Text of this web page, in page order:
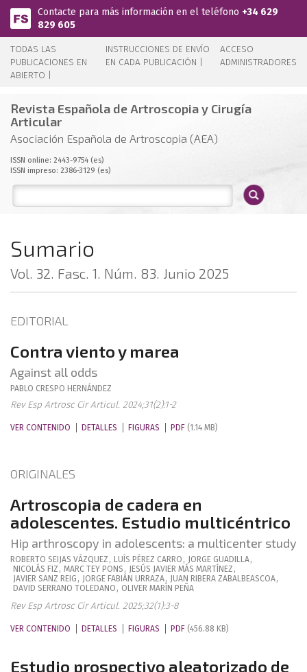
Pasar al contenido principal
Contacte para más información en el teléfono +34 629
829 605
TODAS LAS
PUBLICACIONES EN
ABIERTO |
INSTRUCCIONES DE ENVÍO
EN CADA PUBLICACIÓN |
ACCESO
ADMINISTRADORES
Revista Española de Artroscopia y Cirugía
Articular
Asociación Española de Artroscopia (AEA)
ISSN online: 2443-9754 (es)
ISSN impreso: 2386-3129 (es)
Sumario
Vol. 32. Fasc. 1. Núm. 83. Junio 2025
EDITORIAL
Contra viento y marea
Against all odds
PABLO CRESPO HERNÁNDEZ
Rev Esp Artrosc Cir Articul. 2024;31(2):1-2
VER CONTENIDO DETALLES FIGURAS PDF (1.14 MB)
ORIGINALES
Artroscopia de cadera en
adolescentes. Estudio multicéntrico
Hip arthroscopy in adolescents: a multicenter study
ROBERTO SEIJAS VÁZQUEZ , LUÍS PÉREZ CARRO , JORGE GUADILLA,
NICOLÁS FIZ , MARC TEY PONS , JESÚS JAVIER MÁS MARTÍNEZ ,
JAVIER SANZ REIG , JORGE FABIÁN URRAZA, JUAN RIBERA ZABALBEASCOA,
DAVID SERRANO TOLEDANO , OLIVER MARÍN PEÑA
Rev Esp Artrosc Cir Articul. 2025;32(1):3-8
VER CONTENIDO DETALLES FIGURAS PDF (456.88 KB)
Estudio prospectivo aleatorizado de